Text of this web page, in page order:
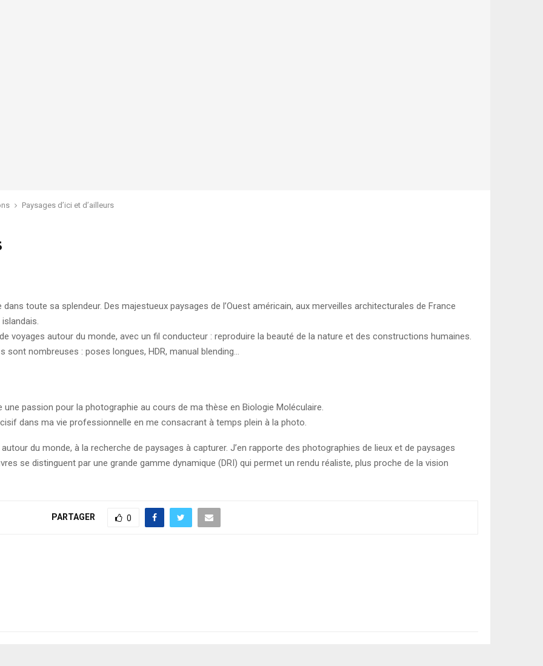
Paysages d’ici et d’ailleurs
toute sa splendeur. Des majestueux paysages de l’Ouest américain, aux merveilles architecturales de France
voyages autour du monde, avec un fil conducteur : reproduire la beauté de la nature et des constructions humaines.
sont nombreuses : poses longues, HDR, manual blending…
passion pour la photographie au cours de ma thèse en Biologie Moléculaire.
dans ma vie professionnelle en me consacrant à temps plein à la photo.
du monde, à la recherche de paysages à capturer. J’en rapporte des photographies de lieux et de paysages
se distinguent par une grande gamme dynamique (DRI) qui permet un rendu réaliste, plus proche de la vision
PARTAGER 0